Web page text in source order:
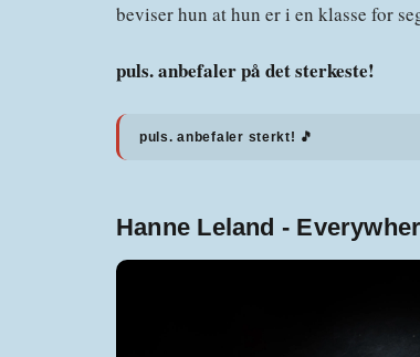
beviser hun at hun er i en klasse for
puls. anbefaler på det sterkeste!
puls. anbefaler sterkt! 🎵
Hanne Leland -